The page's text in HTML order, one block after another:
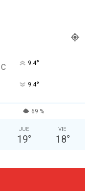
C 9.4°
9.4°
69 %
JUE
19°
VIE
18°